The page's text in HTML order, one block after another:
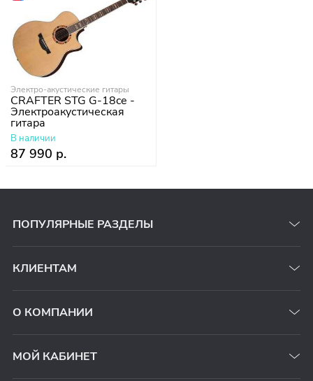
Электро-акустические гитары
CRAFTER STG G-18ce -
Электроакустическая
гитара
В наличии
87 990 р.
ПОПУЛЯРНЫЕ РАЗДЕЛЫ
КЛИЕНТАМ
О КОМПАНИИ
МОЙ КАБИНЕТ